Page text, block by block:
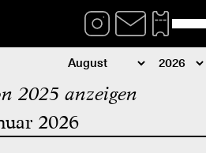
2025 anzeigen
2026